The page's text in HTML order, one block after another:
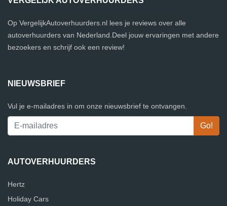
Op VergelijkAutoverhuurders.nl lees je reviews over alle
autoverhuurders van Nederland.Deel jouw ervaringen met andere
bezoekers en schrijf ook een review!
NIEUWSBRIEF
Vul je e-mailadres in om onze nieuwsbrief te ontvangen.
AUTOVERHUURDERS
Hertz
Holiday Cars